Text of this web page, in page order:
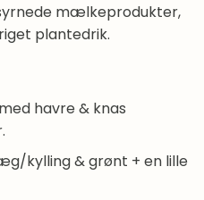
mælkeprodukter,
plantedrik.
havre & knas
kylling & grønt + en lille